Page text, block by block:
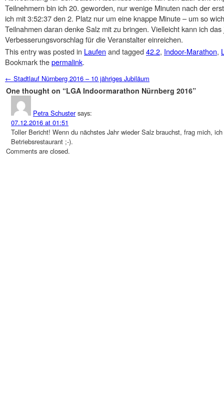
Teilnehmern bin ich 20. geworden, nur wenige Minuten nach der
ich mit 3:52:37 den 2. Platz nur um eine knappe Minute – um so
Teilnahmen daran denke Salz mit zu bringen. Vielleicht kann ich
Verbesserungsvorschlag für die Veranstalter einreichen.
This entry was posted in Laufen and tagged 42.2, Indoor-Marathon,
Bookmark thepermalink.
Post navigation
← Stadtlauf Nürnberg 2016 – 10 jähriges Jubiläum
One thought on “LGA Indoormarathon Nürnberg 2016”
Petra Schuster says:
07.12.2016 at 01:51
Toller Bericht! Wenn du nächstes Jahr wieder Salz brauchst, frag mich,
Betriebsrestaurant ;-).
Comments are closed.